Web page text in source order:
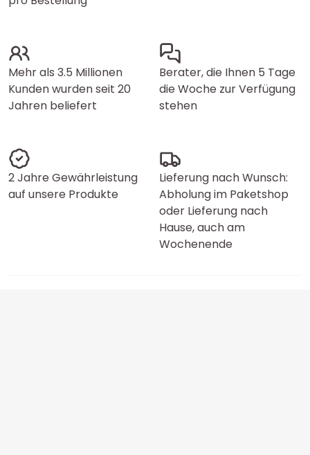
Mehr als 3.5 Millionen
Kunden wurden seit 20
Jahren beliefert
Berater, die Ihnen 5 Tage
die Woche zur Verfügung
stehen
2 Jahre Gewährleistung
auf unsere Produkte
Lieferung nach Wunsch:
Abholung im Paketshop
oder Lieferung nach
Hause, auch am
Wochenende